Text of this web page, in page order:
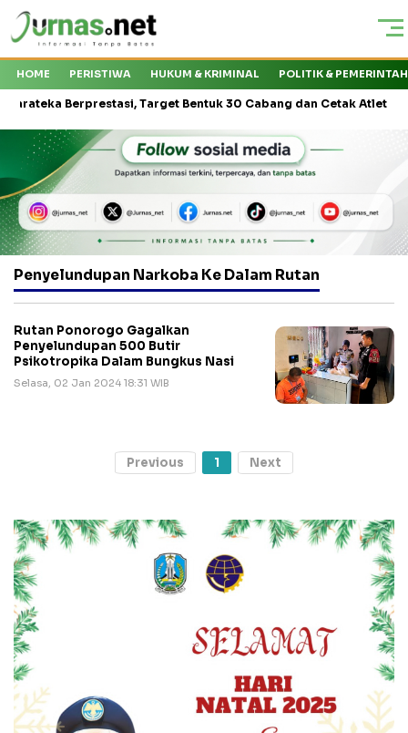
HOME PERISTIWA HUKUM & KRIMINAL POLITIK &
Berprestasi, Target Bentuk 30 Cabang dan Cetak Atlet Nasional
Penyelundupan Narkoba Ke Dalam Rutan
Rutan Ponorogo Gagalkan
Penyelundupan 500 Butir
Psikotropika Dalam Bungkus Nasi
Selasa, 02 Jan 2024 18:31 WIB
Previous 1 Next